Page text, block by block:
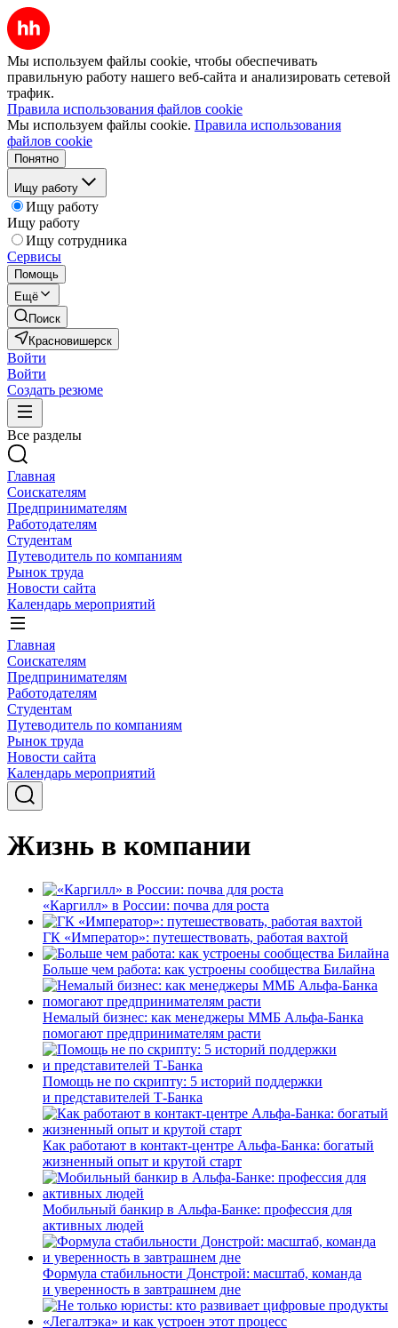
Мы используем файлы cookie, чтобы обеспечивать
правильную работу нашего веб-сайта и анализировать сетевой
трафик.
Правила использования файлов cookie
Мы используем файлы cookie. Правила использования
файлов cookie
Понятно
Ищу работу
Ищу работу
Ищу работу
Ищу сотрудника
Сервисы
Помощь
Ещё
Поиск
Красновишерск
Войти
Войти
Создать резюме
Все разделы
Главная
Соискателям
Предпринимателям
Работодателям
Студентам
Путеводитель по компаниям
Рынок труда
Новости сайта
Календарь мероприятий
Главная
Соискателям
Предпринимателям
Работодателям
Студентам
Путеводитель по компаниям
Рынок труда
Новости сайта
Календарь мероприятий
Жизнь в компании
«Каргилл» в России: почва для роста
ГК «Император»: путешествовать, работая вахтой
Больше чем работа: как устроены сообщества Билайна
Немалый бизнес: как менеджеры ММБ Альфа-Банка
помогают предпринимателям расти
Помощь не по скрипту: 5 историй поддержки
и представителей Т-Банка
Как работают в контакт-центре Альфа-Банка: богатый
жизненный опыт и крутой старт
Мобильный банкир в Альфа-Банке: профессия для
активных людей
Формула стабильности Донстрой: масштаб, команда
и уверенность в завтрашнем дне